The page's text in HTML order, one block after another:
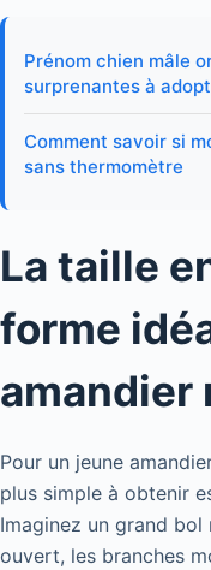
Prénom chien mâle
surprenantes à
Comment savoir si
sans thermomètre
La taille
forme
amandier
Pour un jeune
plus simple à obtenir
Imaginez un grand bol
ouvert, les branches